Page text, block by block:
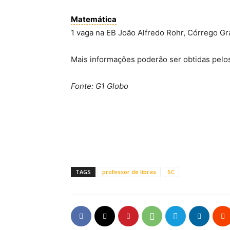
Matemática
1 vaga na EB João Alfredo Rohr, Córrego
Mais informações poderão ser obtidas
Fonte: G1 Globo
TAGS professor de libras SC